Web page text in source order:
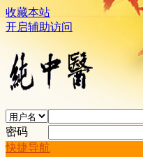
收藏本站
开启辅助访问
密码
快捷导航